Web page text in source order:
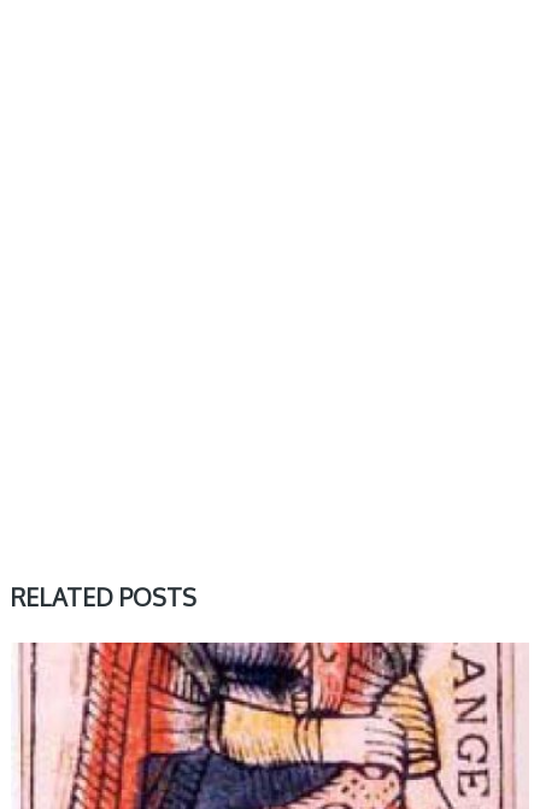
RELATED POSTS
WIELKIE ARKANA